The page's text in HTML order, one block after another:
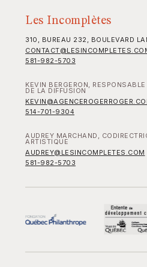
Les Incomplètes
310, BUREAU 232, BOULEVARD
581-982-5703
KEVIN BERGERON,
DE LA DIFFUSION
514-701-9304
AUDREY MARCHAND,
ARTISTIQUE
AUDREY@LESINCOMPLETES.COM
581-982-5703